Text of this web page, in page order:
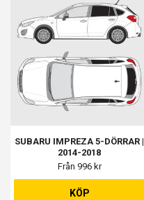
SUBARU IMPREZA 5-DÖRRAR |
2014-2018
Från 996 kr
KÖP